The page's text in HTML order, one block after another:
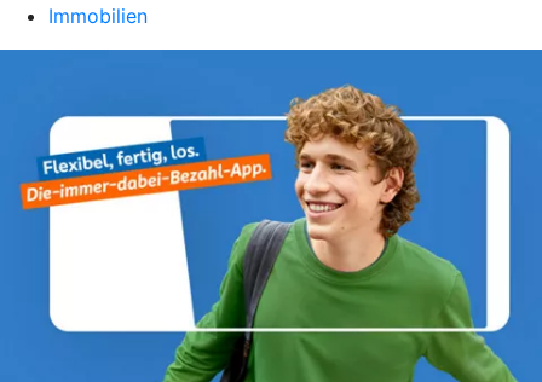
Immobilien